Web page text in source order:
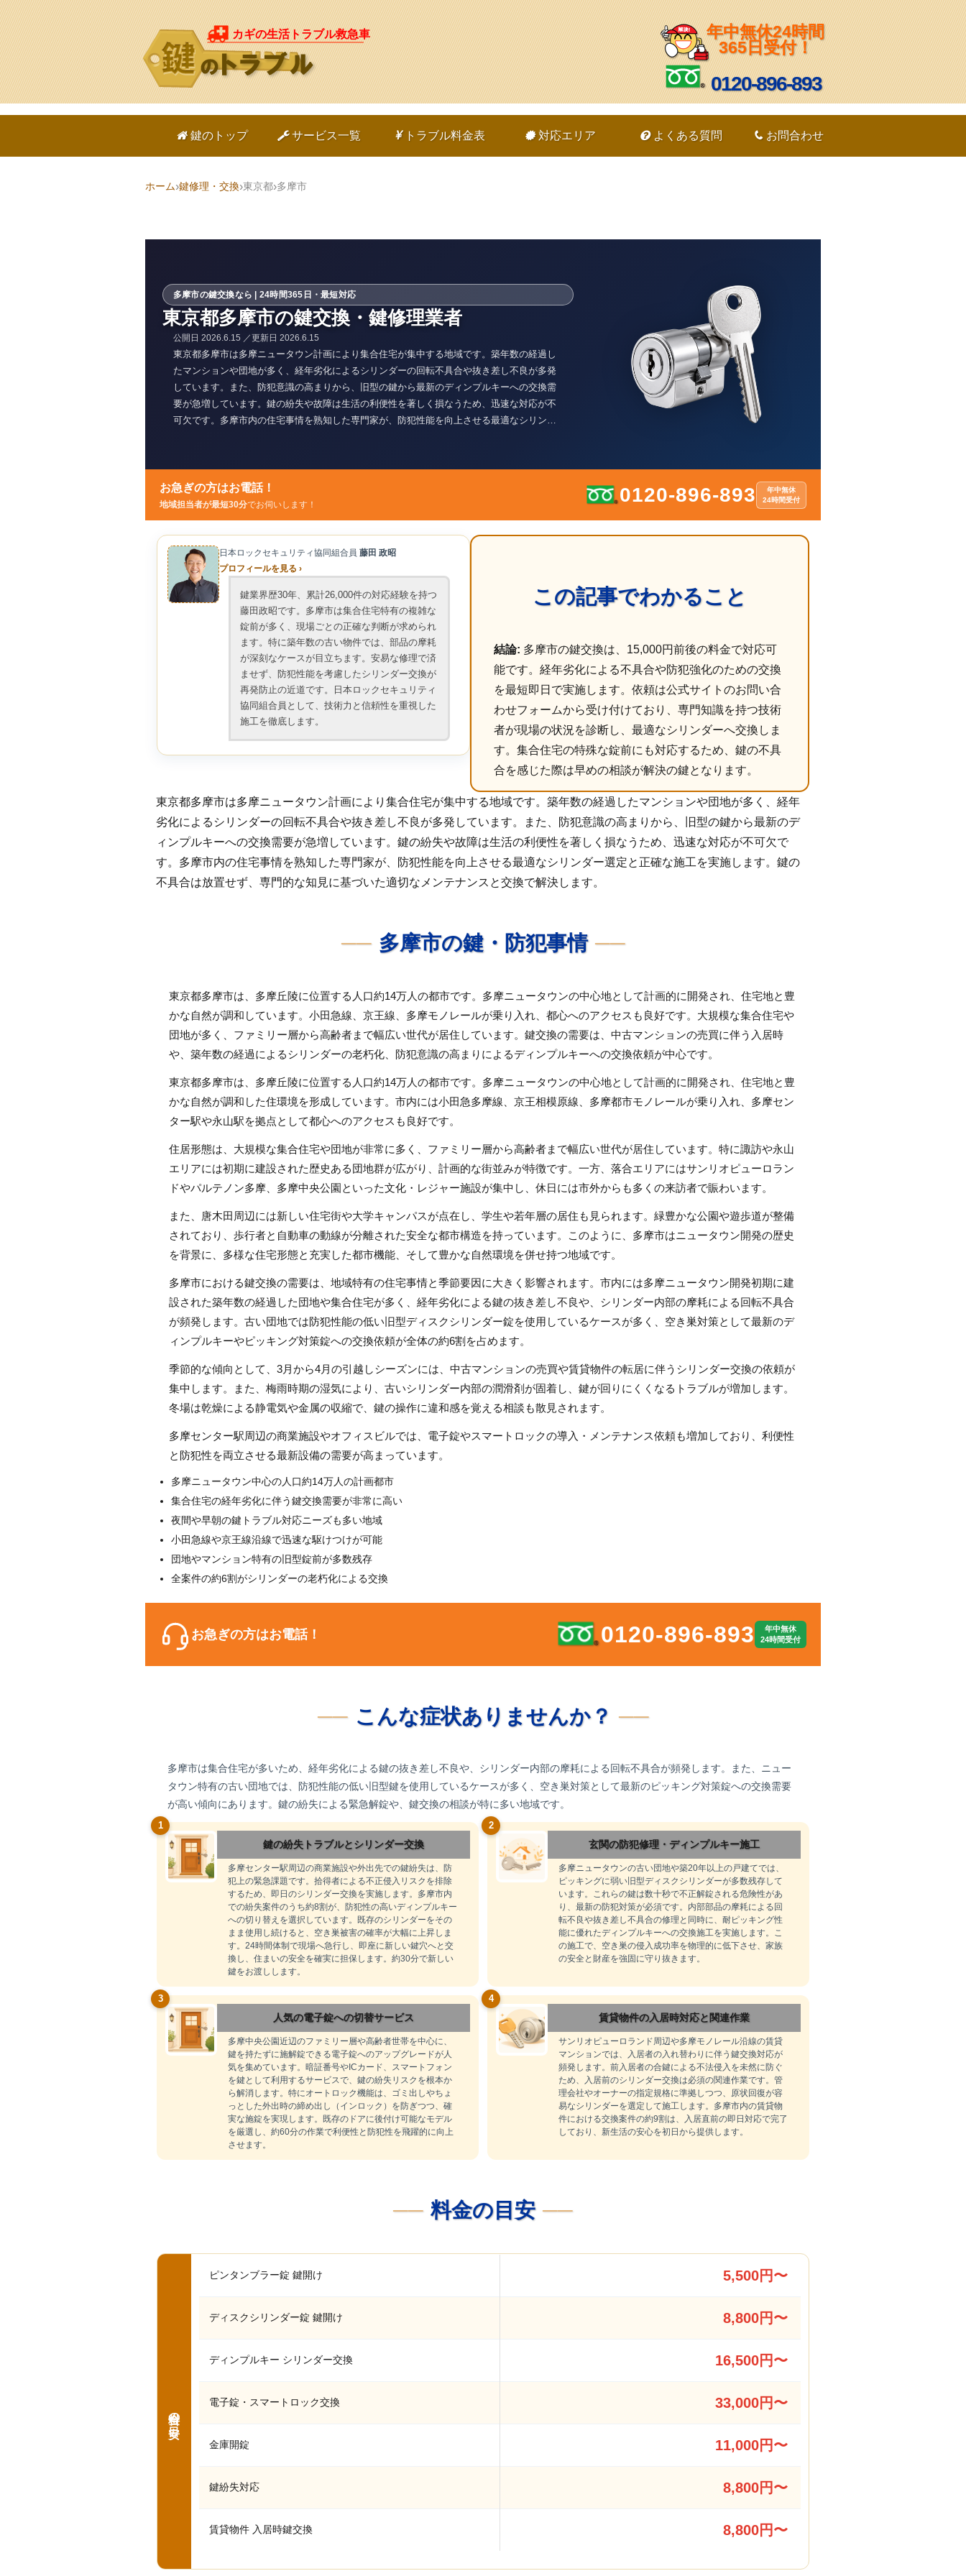
カギの生活トラブル救急車
年中無休24時間
365日受付！
0120-896-893
鍵のトップ サービス一覧 トラブル料金表 対応エリア よくある質問 お問合わせ
ホーム 鍵修理・交換 東京都 多摩市
多摩市の鍵交換なら | 24時間365日・最短対応
東京都多摩市の鍵交換・鍵修理業者
公開日 2026.6.15 ／更新日 2026.6.15
東京都多摩市は多摩ニュータウン計画により集合住宅が集中する地域です。築年数の経過し
たマンションや団地が多く、経年劣化によるシリンダーの回転不具合や抜き差し不良が多発
しています。また、防犯意識の高まりから、旧型の鍵から最新のディンプルキーへの交換需
要が急増しています。鍵の紛失や故障は生活の利便性を著しく損なうため、迅速な対応が不
可欠です。多摩市内の住宅事情を熟知した専門家が、防犯性能を向上させる最適なシリンダ
お急ぎの方はお電話！
地域担当者が最短30分でお伺いします！ 0120-896-893
年中無休
24時間受付
日本ロックセキュリティ協同組合員 藤田 政昭
プロフィールを見る ›
鍵業界歴30年、累計26,000件の対応経験を持つ
藤田政昭です。多摩市は集合住宅特有の複雑な
錠前が多く、現場ごとの正確な判断が求められ
ます。特に築年数の古い物件では、部品の摩耗
が深刻なケースが目立ちます。安易な修理で済
ませず、防犯性能を考慮したシリンダー交換が
再発防止の近道です。日本ロックセキュリティ
協同組合員として、技術力と信頼性を重視した
施工を徹底します。
この記事でわかること
結論: 多摩市の鍵交換は、15,000円前後の料金で対応可
能です。経年劣化による不具合や防犯強化のための交換
を最短即日で実施します。依頼は公式サイトのお問い合
わせフォームから受け付けており、専門知識を持つ技術
者が現場の状況を診断し、最適なシリンダーへ交換しま
す。集合住宅の特殊な錠前にも対応するため、鍵の不具
合を感じた際は早めの相談が解決の鍵となります。
東京都多摩市は多摩ニュータウン計画により集合住宅が集中する地域です。築年数の経過したマンションや団地が多く、経年
劣化によるシリンダーの回転不具合や抜き差し不良が多発しています。また、防犯意識の高まりから、旧型の鍵から最新のデ
ィンプルキーへの交換需要が急増しています。鍵の紛失や故障は生活の利便性を著しく損なうため、迅速な対応が不可欠で
す。多摩市内の住宅事情を熟知した専門家が、防犯性能を向上させる最適なシリンダー選定と正確な施工を実施します。鍵の
不具合は放置せず、専門的な知見に基づいた適切なメンテナンスと交換で解決します。
多摩市の鍵・防犯事情
東京都多摩市は、多摩丘陵に位置する人口約14万人の都市です。多摩ニュータウンの中心地として計画的に開発され、住宅地と豊
かな自然が調和しています。小田急線、京王線、多摩モノレールが乗り入れ、都心へのアクセスも良好です。大規模な集合住宅や
団地が多く、ファミリー層から高齢者まで幅広い世代が居住しています。鍵交換の需要は、中古マンションの売買に伴う入居時
や、築年数の経過によるシリンダーの老朽化、防犯意識の高まりによるディンプルキーへの交換依頼が中心です。
東京都多摩市は、多摩丘陵に位置する人口約14万人の都市です。多摩ニュータウンの中心地として計画的に開発され、住宅地と豊
かな自然が調和した住環境を形成しています。市内には小田急多摩線、京王相模原線、多摩都市モノレールが乗り入れ、多摩セン
ター駅や永山駅を拠点として都心へのアクセスも良好です。
住居形態は、大規模な集合住宅や団地が非常に多く、ファミリー層から高齢者まで幅広い世代が居住しています。特に諏訪や永山
エリアには初期に建設された歴史ある団地群が広がり、計画的な街並みが特徴です。一方、落合エリアにはサンリオピューロラン
ドやパルテノン多摩、多摩中央公園といった文化・レジャー施設が集中し、休日には市外からも多くの来訪者で賑わいます。
また、唐木田周辺には新しい住宅街や大学キャンパスが点在し、学生や若年層の居住も見られます。緑豊かな公園や遊歩道が整備
されており、歩行者と自動車の動線が分離された安全な都市構造を持っています。このように、多摩市はニュータウン開発の歴史
を背景に、多様な住宅形態と充実した都市機能、そして豊かな自然環境を併せ持つ地域です。
多摩市における鍵交換の需要は、地域特有の住宅事情と季節要因に大きく影響されます。市内には多摩ニュータウン開発初期に建
設された築年数の経過した団地や集合住宅が多く、経年劣化による鍵の抜き差し不良や、シリンダー内部の摩耗による回転不具合
が頻発します。古い団地では防犯性能の低い旧型ディスクシリンダー錠を使用しているケースが多く、空き巣対策として最新のデ
ィンプルキーやピッキング対策錠への交換依頼が全体の約6割を占めます。
季節的な傾向として、3月から4月の引越しシーズンには、中古マンションの売買や賃貸物件の転居に伴うシリンダー交換の依頼が
集中します。また、梅雨時期の湿気により、古いシリンダー内部の潤滑剤が固着し、鍵が回りにくくなるトラブルが増加します。
冬場は乾燥による静電気や金属の収縮で、鍵の操作に違和感を覚える相談も散見されます。
多摩センター駅周辺の商業施設やオフィスビルでは、電子錠やスマートロックの導入・メンテナンス依頼も増加しており、利便性
と防犯性を両立させる最新設備の需要が高まっています。
多摩ニュータウン中心の人口約14万人の計画都市
集合住宅の経年劣化に伴う鍵交換需要が非常に高い
夜間や早朝の鍵トラブル対応ニーズも多い地域
小田急線や京王線沿線で迅速な駆けつけが可能
団地やマンション特有の旧型錠前が多数残存
全案件の約6割がシリンダーの老朽化による交換
お急ぎの方はお電話！ 0120-896-893
年中無休
24時間受付
こんな症状ありませんか？
多摩市は集合住宅が多いため、経年劣化による鍵の抜き差し不良や、シリンダー内部の摩耗による回転不具合が頻発します。また、ニュー
タウン特有の古い団地では、防犯性能の低い旧型鍵を使用しているケースが多く、空き巣対策として最新のピッキング対策錠への交換需要
が高い傾向にあります。鍵の紛失による緊急解錠や、鍵交換の相談が特に多い地域です。
1
鍵の紛失トラブルとシリンダー交換
多摩センター駅周辺の商業施設や外出先での鍵紛失は、防
犯上の緊急課題です。拾得者による不正侵入リスクを排除
するため、即日のシリンダー交換を実施します。多摩市内
での紛失案件のうち約8割が、防犯性の高いディンプルキー
への切り替えを選択しています。既存のシリンダーをその
まま使用し続けると、空き巣被害の確率が大幅に上昇しま
す。24時間体制で現場へ急行し、即座に新しい鍵穴へと交
換し、住まいの安全を確実に担保します。約30分で新しい
鍵をお渡しします。
2
玄関の防犯修理・ディンプルキー施工
多摩ニュータウンの古い団地や築20年以上の戸建てでは、
ピッキングに弱い旧型ディスクシリンダーが多数残存して
います。これらの鍵は数十秒で不正解錠される危険性があ
り、最新の防犯対策が必須です。内部部品の摩耗による回
転不良や抜き差し不具合の修理と同時に、耐ピッキング性
能に優れたディンプルキーへの交換施工を実施します。こ
の施工で、空き巣の侵入成功率を物理的に低下させ、家族
の安全と財産を強固に守り抜きます。
3
人気の電子錠への切替サービス
多摩中央公園近辺のファミリー層や高齢者世帯を中心に、
鍵を持たずに施解錠できる電子錠へのアップグレードが人
気を集めています。暗証番号やICカード、スマートフォン
を鍵として利用するサービスで、鍵の紛失リスクを根本か
ら解消します。特にオートロック機能は、ゴミ出しやちょ
っとした外出時の締め出し（インロック）を防ぎつつ、確
実な施錠を実現します。既存のドアに後付け可能なモデル
を厳選し、約60分の作業で利便性と防犯性を飛躍的に向上
させます。
4
賃貸物件の入居時対応と関連作業
サンリオピューロランド周辺や多摩モノレール沿線の賃貸
マンションでは、入居者の入れ替わりに伴う鍵交換対応が
頻発します。前入居者の合鍵による不法侵入を未然に防ぐ
ため、入居前のシリンダー交換は必須の関連作業です。管
理会社やオーナーの指定規格に準拠しつつ、原状回復が容
易なシリンダーを選定して施工します。多摩市内の賃貸物
件における交換案件の約9割は、入居直前の即日対応で完了
しており、新生活の安心を初日から提供します。
料金の目安
料金の目安
ピンタンブラー錠 鍵開け 5,500円〜
ディスクシリンダー錠 鍵開け 8,800円〜
ディンプルキー シリンダー交換 16,500円〜
電子錠・スマートロック交換 33,000円〜
金庫開錠 11,000円〜
鍵紛失対応 8,800円〜
賃貸物件 入居時鍵交換 8,800円〜